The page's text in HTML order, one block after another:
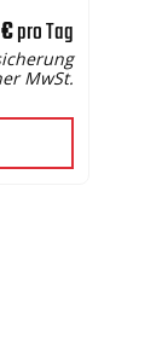
pro Tag
MwSt.